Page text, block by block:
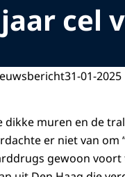
jaar
31-01-
dikke muren en de
er niet van om
gewoon voort